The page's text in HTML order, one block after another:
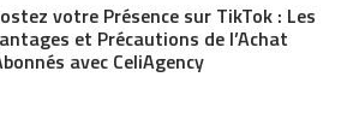
votre Présence sur TikTok : Les
et Précautions de l’Achat
avec CeliAgency